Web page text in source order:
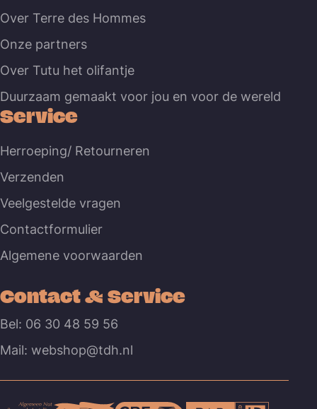
Over Terre des Hommes
Onze partners
Over Tutu het olifantje
Duurzaam gemaakt voor jou en voor de wereld
Service
Herroeping/ Retourneren
Verzenden
Veelgestelde vragen
Contactformulier
Algemene voorwaarden
Contact & Service
Bel: 06 30 48 59 56
Mail: webshop@tdh.nl